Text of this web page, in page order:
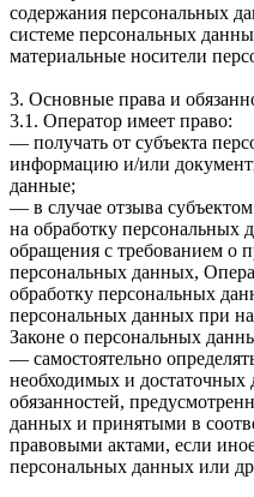
содержания персональных
системе персональных
материальные носители
3. Основные права и
3.1. Оператор имеет право:
— получать от субъекта
информацию и/или
данные;
— в случае отзыва
на обработку персональных
обращения с требованием о
персональных данных,
обработку персональных
персональных данных при
Законе о персональных
— самостоятельно
необходимых и достаточных
обязанностей,
данных и принятыми в
правовыми актами, если
персональных данных или